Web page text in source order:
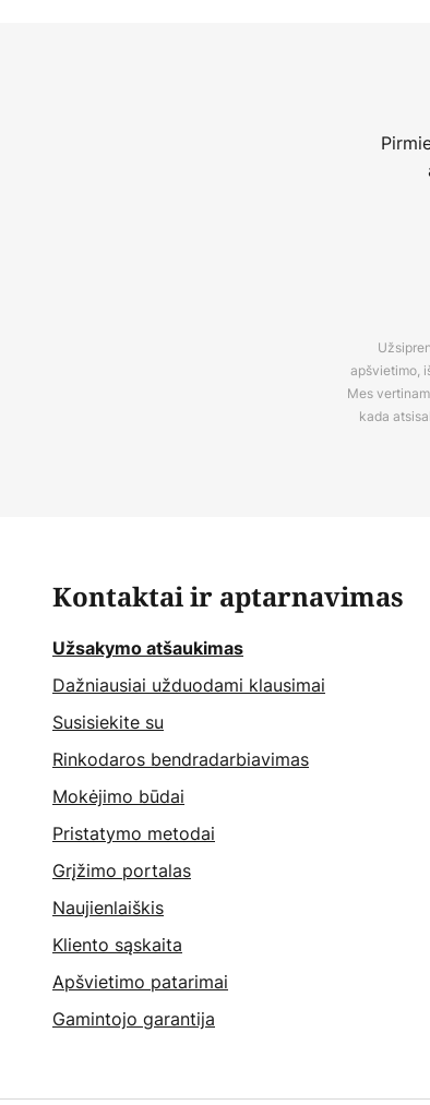
apšvietimo,
Mes
kada
Kontaktai ir aptarnavimas
Užsakymo atšaukimas
Dažniausiai užduodami klausimai
Susisiekite su
Rinkodaros bendradarbiavimas
Mokėjimo būdai
Pristatymo metodai
Grįžimo portalas
Naujienlaiškis
Kliento sąskaita
Apšvietimo patarimai
Gamintojo garantija